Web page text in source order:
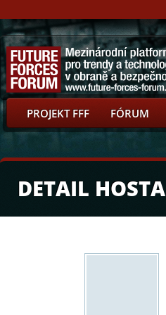
PROJEKT FFF FÓRUM
DETAIL HOSTA